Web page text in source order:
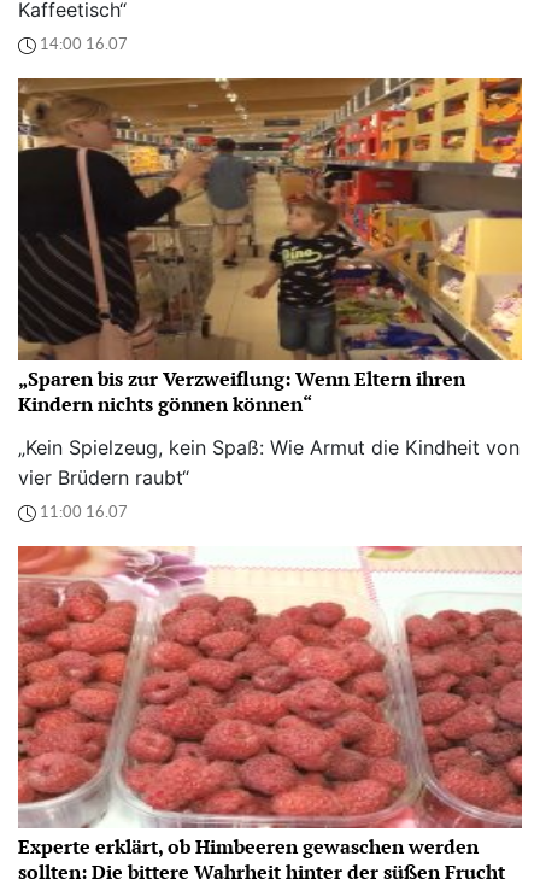
Kaffeetisch“
14:00 16.07
„Sparen bis zur Verzweiflung: Wenn Eltern ihren
Kindern nichts gönnen können“
„Kein Spielzeug, kein Spaß: Wie Armut die Kindheit von
vier Brüdern raubt“
11:00 16.07
Experte erklärt, ob Himbeeren gewaschen werden
sollten: Die bittere Wahrheit hinter der süßen Frucht